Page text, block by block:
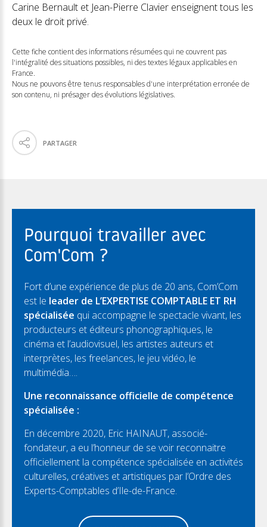
Carine Bernault et Jean-Pierre Clavier enseignent tous les
deux le droit privé.
Cette fiche contient des informations résumées qui ne couvrent pas
l'intégralité des situations possibles, ni des textes légaux applicables en
France.
Nous ne pouvons être tenus responsables d'une interprétation erronée de
son contenu, ni présager des évolutions législatives.
PARTAGER
Pourquoi travailler avec
Com'Com ?
Fort d’une expérience de plus de 20 ans, Com’Com
est le leader de L’EXPERTISE COMPTABLE ET RH
spécialisée qui accompagne le spectacle vivant, les
producteurs et éditeurs phonographiques, le
cinéma et l’audiovisuel, les artistes auteurs et
interprètes, les freelances, le jeu vidéo, le
multimédia….
Une reconnaissance officielle de compétence
spécialisée :
En décembre 2020, Eric HAINAUT, associé-
fondateur, a eu l’honneur de se voir reconnaitre
officiellement la compétence spécialisée en activités
culturelles, créatives et artistiques par l’Ordre des
Experts-Comptables d’Ile-de-France.